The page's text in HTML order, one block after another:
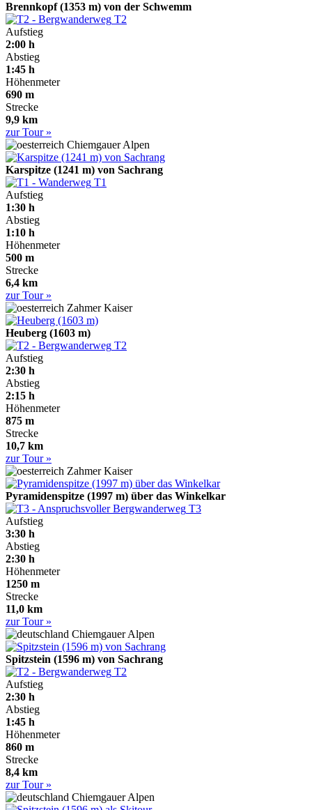
Brennkopf (1353 m) von der Schwemm
T2
Aufstieg
2:00 h
Abstieg
1:45 h
Höhenmeter
690 m
Strecke
9,9 km
zur Tour »
Chiemgauer Alpen
Karspitze (1241 m) von Sachrang
T1
Aufstieg
1:30 h
Abstieg
1:10 h
Höhenmeter
500 m
Strecke
6,4 km
zur Tour »
Zahmer Kaiser
Heuberg (1603 m)
T2
Aufstieg
2:30 h
Abstieg
2:15 h
Höhenmeter
875 m
Strecke
10,7 km
zur Tour »
Zahmer Kaiser
Pyramidenspitze (1997 m) über das Winkelkar
T3
Aufstieg
3:30 h
Abstieg
2:30 h
Höhenmeter
1250 m
Strecke
11,0 km
zur Tour »
Chiemgauer Alpen
Spitzstein (1596 m) von Sachrang
T2
Aufstieg
2:30 h
Abstieg
1:45 h
Höhenmeter
860 m
Strecke
8,4 km
zur Tour »
Chiemgauer Alpen